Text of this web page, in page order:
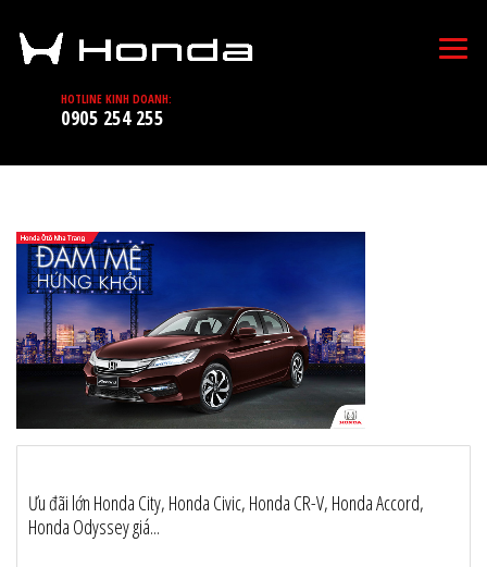
HOTLINE KINH DOANH:
0905 254 255
Ưu đãi lớn Honda City, Honda Civic, Honda CR-V, Honda Accord,
Honda Odyssey giá...